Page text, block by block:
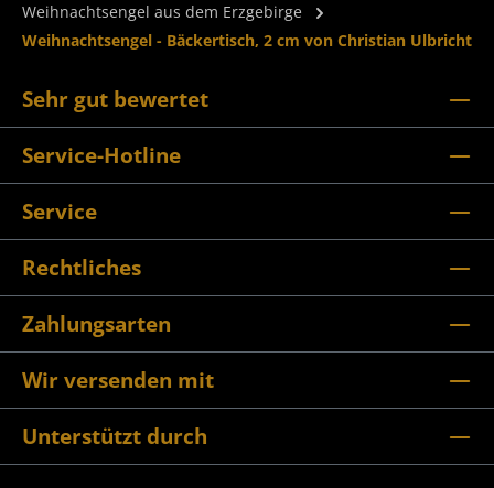
Weihnachtsengel aus dem Erzgebirge
Weihnachtsengel - Bäckertisch, 2 cm von Christian Ulbricht
Sehr gut bewertet
Service-Hotline
Service
Rechtliches
Zahlungsarten
Wir versenden mit
Unterstützt durch